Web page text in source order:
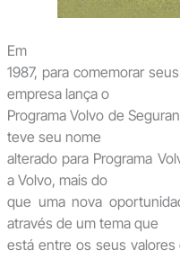
Em
1987, para comemorar
empresa lança o
Programa Volvo de
teve seu nome
alterado para Programa
a Volvo, mais do
que uma nova
através de um tema que
está entre os seus valores